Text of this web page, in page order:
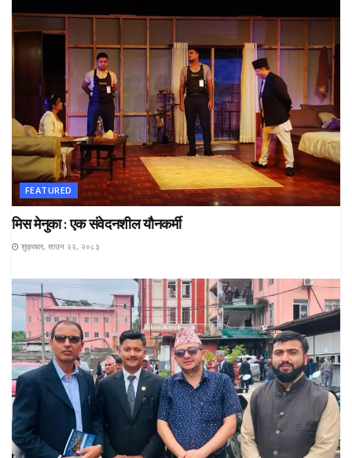
FEATURED
मिस मेनुका : एक संवेदनशील यौनकर्मी
शुक्रबार, साउन २२, २०८३